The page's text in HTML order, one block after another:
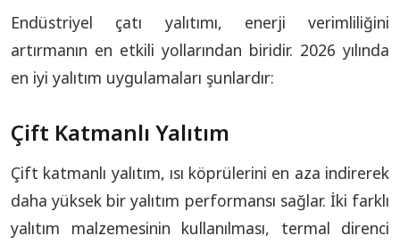
Endüstriyel çatı yalıtımı, enerji verimliliğini
artırmanın en etkili yollarından biridir. 2026 yılında
en iyi yalıtım uygulamaları şunlardır:
Çift Katmanlı Yalıtım
Çift katmanlı yalıtım, ısı köprülerini en aza indirerek
daha yüksek bir yalıtım performansı sağlar. İki farklı
yalıtım malzemesinin kullanılması, termal direnci